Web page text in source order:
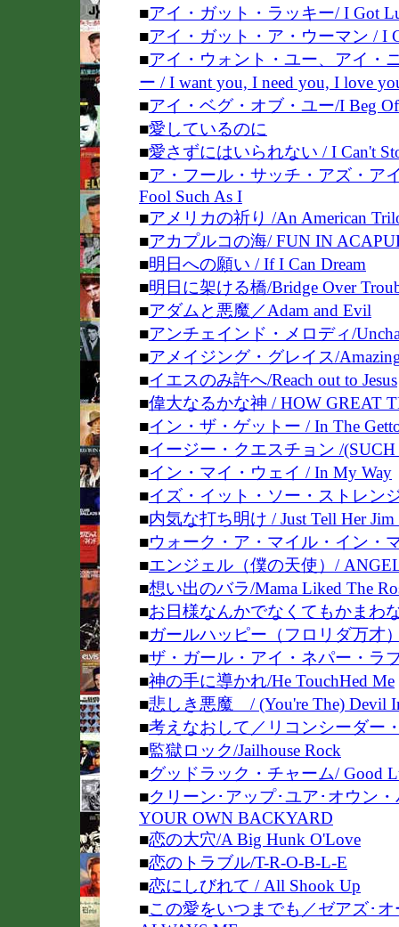
■アイ・ガット・ラッキー/ I Got
■アイ・ガット・ア・ウーマン / I
■アイ・ウォント・ユー、アイ・
ー / I want you, I need you, I love
■アイ・ベグ・オブ・ユー/I Beg
■愛しているのに
■愛さずにはいられない / I Can't
■ア・フール・サッチ・アズ・ア
Fool Such As I
■アメリカの祈り /An American
■アカプルコの海/ FUN IN
■明日への願い / If I Can Dream
■明日に架ける橋/Bridge Over
■アダムと悪魔／Adam and Evil
■アンチェインド・メロディ/
■アメイジング・グレイス/
■イエスのみ許へ/Reach out to Jesus
■偉大なるかな神 / HOW GREAT
■イン・ザ・ゲットー / In The
■イージー・クエスチョン /
■イン・マイ・ウェイ / In My Way
■イズ・イット・ソー・ストレン
■内気な打ち明け / Just Tell Her Jim
■ウォーク・ア・マイル・イン・
■エンジェル（僕の天使）/
■想い出のバラ/Mama Liked The
■お日様なんかでなくてもかまわ
■ガールハッピー（フロリダ万才
■ザ・ガール・アイ・ネパー・ラ
■神の手に導かれ/He TouchHed Me
■悲しき悪魔 / (You're The) Devil
■考えなおして／リコンシーダー
■監獄ロック/Jailhouse Rock
■グッドラック・チャーム/ Good
■クリーン･アップ･ユア･オウン
YOUR OWN BACKYARD
■恋の大穴/A Big Hunk O'Love
■恋のトラブル/T-R-O-B-L-E
■恋にしびれて / All Shook Up
■この愛をいつまでも／ゼアズ･